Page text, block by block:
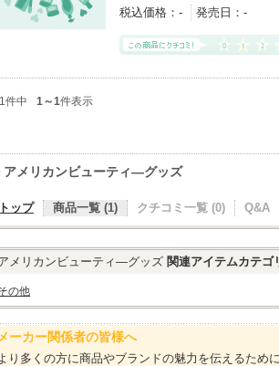
税込価格： - 発売日： -
件中 1～1件表示
アメリカンビューティ―グッズ
トップ 商品一覧 (1) クチコミ一覧 (0) Q&A
メリカンビューティ―グッズ 関連アイテムカテゴ
の他
ーカー関係者の皆様へ
り多くの方に商品やブランドの魅力を伝えるため